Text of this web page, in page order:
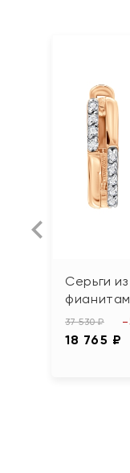
Серьги
37 530 ₽
18 765 ₽
-